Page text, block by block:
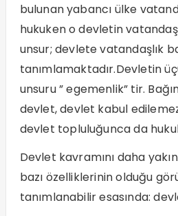
bulunan yabancı ülke
hukuken o devletin
unsur; devlete vatandaşlık
tanımlamaktadır.Devletin
unsuru ” egemenlik” tir.
devlet, devlet kabul
devlet topluluğunca da
Devlet kavramını daha
bazı özelliklerinin olduğu
tanımlanabilir esasında: